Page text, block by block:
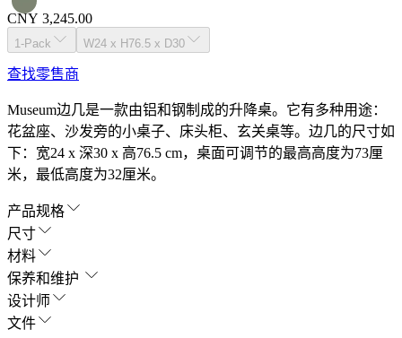
CNY 3,245.00
1-Pack W24 x H76.5 x D30
查找零售商
Museum边几是一款由铝和钢制成的升降桌。它有多种用途：
花盆座、沙发旁的小桌子、床头柜、玄关桌等。边几的尺寸如
下：宽24 x 深30 x 高76.5 cm，桌面可调节的最高高度为73厘
米，最低高度为32厘米。
产品规格
尺寸
材料
保养和维护
设计师
文件